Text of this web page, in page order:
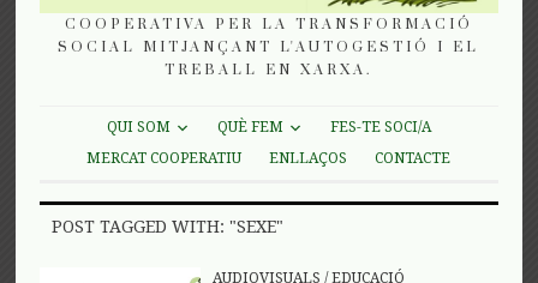
COOPERATIVA PER LA TRANSFORMACIÓ
SOCIAL MITJANÇANT L'AUTOGESTIÓ I EL
TREBALL EN XARXA.
QUI SOM QUÈ FEM
FES-TE SOCI/A
MERCAT COOPERATIU
ENLLAÇOS CONTACTE
POST TAGGED WITH: "SEXE"
AUDIOVISUALS /EDUCACIÓ